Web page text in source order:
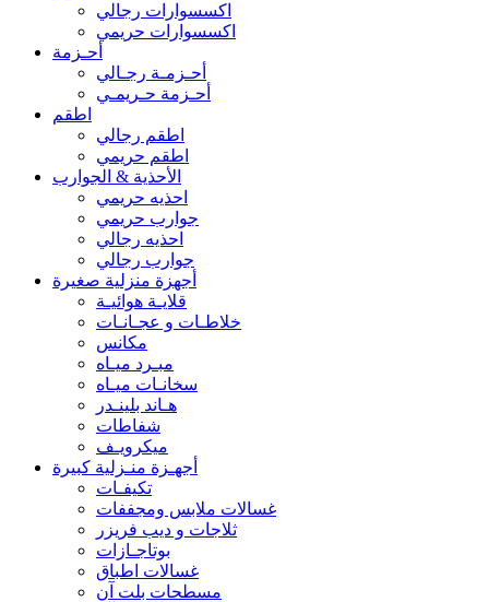
اكسسوارات رجالي
اكسسوارات حريمي
أحـزمة
أحـزمـة رجـالي
أحـزمة حـريمـي
اطقم
اطقم رجالي
اطقم حريمي
الأحذية & الجوارب
احذيه حريمي
جوارب حريمي
احذيه رجالي
جوارب رجالي
أجهزة منزلية صغيرة
قلايـة هوائيـة
خلاطـات و عجـانـات
مكانس
مبـرد ميـاه
سخانـات ميـاه
هـاند بلينـدر
شفاطات
ميكرويـف
أجهـزة منـزلية كبيرة
تكيفـات
غسالات ملابس ومجففات
ثلاجات و ديب فريزر
بوتاجـازات
غسالات اطباق
مسطحات بلت آن